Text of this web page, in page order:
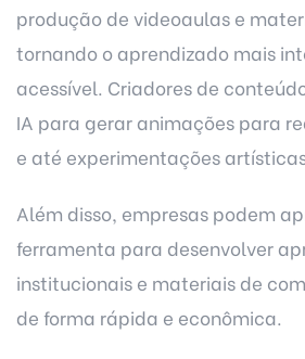
produção de videoaulas e
tornando o aprendizado mais
acessível. Criadores de
IA para gerar animações para
e até experimentações
Além disso, empresas podem
ferramenta para desenvolver
institucionais e materiais de
de forma rápida e econômica.